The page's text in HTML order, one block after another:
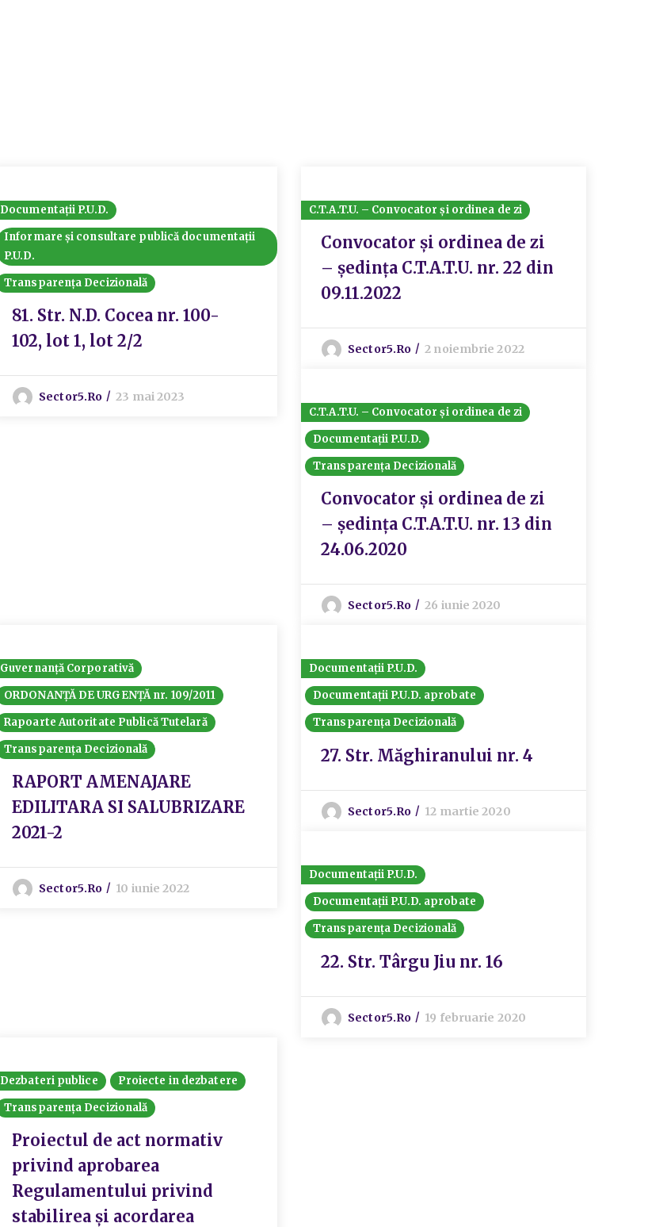
Documentații P.U.D.
Informare și consultare publică documentații
P.U.D.
Transparența Decizională
81. Str. N.D. Cocea nr. 100-
102, lot 1, lot 2/2
Sector5.ro 23 mai 2023
C.T.A.T.U. – Convocator și ordinea de zi
Convocator și ordinea de zi
– ședința C.T.A.T.U. nr. 22 din
09.11.2022
Sector5.ro 2 noiembrie 2022
C.T.A.T.U. – Convocator și ordinea de zi
Documentații P.U.D.
Transparența Decizională
Convocator și ordinea de zi
– ședința C.T.A.T.U. nr. 13 din
24.06.2020
Sector5.ro 26 iunie 2020
Guvernanță Corporativă
ORDONANȚĂ DE URGENȚĂ nr. 109/2011
Rapoarte Autoritate Publică Tutelară
Transparența Decizională
RAPORT AMENAJARE
EDILITARA SI SALUBRIZARE
2021-2
Sector5.ro 10 iunie 2022
Documentații P.U.D.
Documentații P.U.D. aprobate
Transparența Decizională
27. Str. Măghiranului nr. 4
Sector5.ro 12 martie 2020
Documentații P.U.D.
Documentații P.U.D. aprobate
Transparența Decizională
22. Str. Târgu Jiu nr. 16
Sector5.ro 19 februarie 2020
Dezbateri publice
Proiecte in dezbatere
Transparența Decizională
Proiectul de act normativ
privind aprobarea
Regulamentului privind
stabilirea și acordarea